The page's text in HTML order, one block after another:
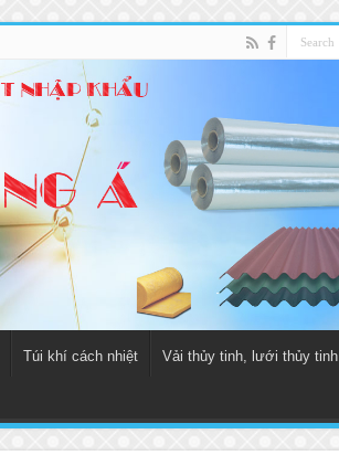
Túi khí cách nhiệt Vải thủy tinh, lưới thủy tinh